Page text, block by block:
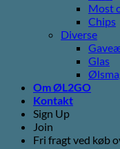
Most
Chips
Diverse
Glas
Om ØL2GO
Kontakt
Sign Up
Join
Fri fragt ved køb